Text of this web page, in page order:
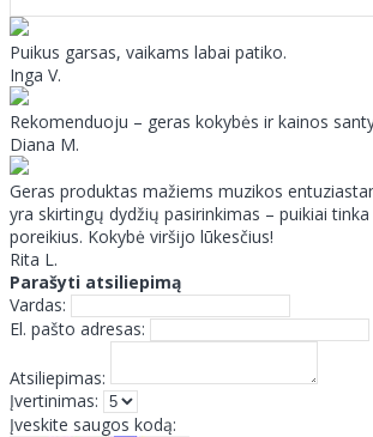
Puikus garsas, vaikams labai patiko.
Inga V.
Rekomenduoju – geras kokybės ir kainos
Diana M.
Geras produktas mažiems muzikos
yra skirtingų dydžių pasirinkimas – puikiai
poreikius. Kokybė viršijo lūkesčius!
Rita L.
Parašyti atsiliepimą
Vardas:
El. pašto adresas:
Atsiliepimas:
Įvertinimas:
Įveskite saugos kodą: